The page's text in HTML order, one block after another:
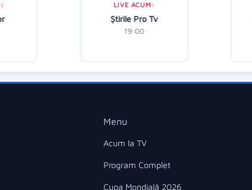
LIVE ACUM:
Ştirile Pro Tv
19:00
Menu
Acum la TV
Program Complet
Cupa Mondială 2026